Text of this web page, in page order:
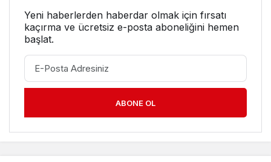
Yeni haberlerden haberdar olmak için fırsatı
kaçırma ve ücretsiz e-posta aboneliğini hemen
başlat.
ABONE OL